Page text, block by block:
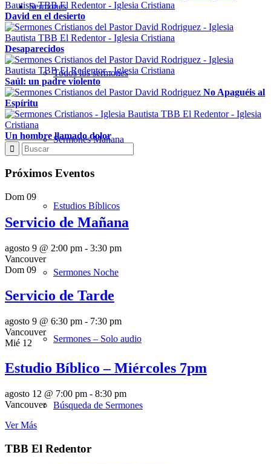
Sermones
Todos los sermones
Sermones Mañana
Estudios Bíblicos
Sermones Noche
Sermones – Solo audio
Búsqueda de Sermones
David en el desierto
Desaparecidos
Saúl: un padre violento
No Apaguéis al
Espíritu
Un hombre llamado dolor
Próximos Eventos
Dom 09
Servicio de Mañana
agosto 9 @ 2:00 pm - 3:30 pm
Vancouver
Dom 09
Servicio de Tarde
agosto 9 @ 6:30 pm - 7:30 pm
Vancouver
Mié 12
Estudio Bíblico – Miércoles 7pm
agosto 12 @ 7:00 pm - 8:30 pm
Vancouver
Ver Más
TBB El Redentor